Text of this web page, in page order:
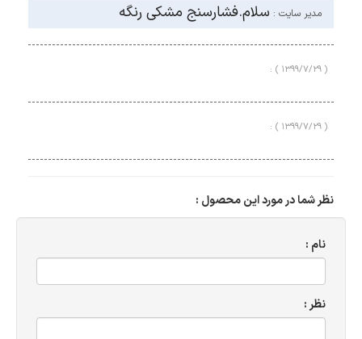
مدیر سایت : سلام.فشارسنج مشکی رنگه
( ۱۳۹۹/۷/۲۹ ) :
( ۱۳۹۹/۷/۲۹ ) :
نظر شما در مورد این محصول :
نام :
نظر :